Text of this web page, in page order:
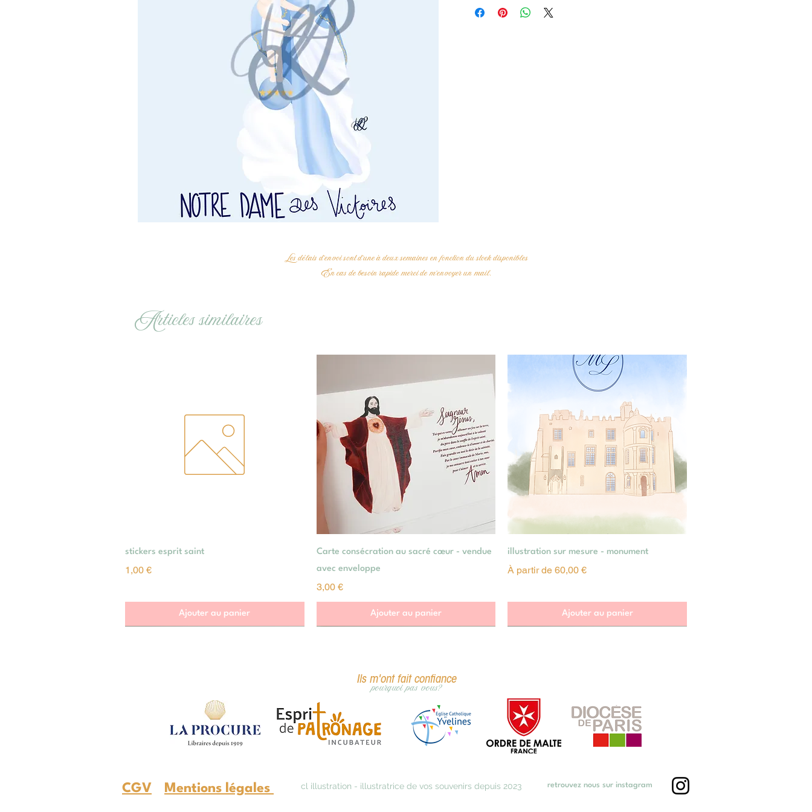
Les délais d'envoi sont d'une à deux semaines en fonction du stock disponibles
En cas de besoin rapide merci de m'envoyer un mail.
Articles similaires
Aperçu rapide
stickers esprit saint
Prix
1,00 €
Ajouter au panier
Aperçu rapide
Carte consécration au sacré cœur - vendue
avec enveloppe
Prix
3,00 €
Ajouter au panier
Aperçu rapide
illustration sur mesure - monument
À partir de60,00 €
Prix promotionnel
Ajouter au panier
Ils m'ont fait confiance
pourquoi pas vous?
CGV Mentions légales cl illustration - illustratrice de vos souvenirs depuis 2023 retrouvez nous sur instagram